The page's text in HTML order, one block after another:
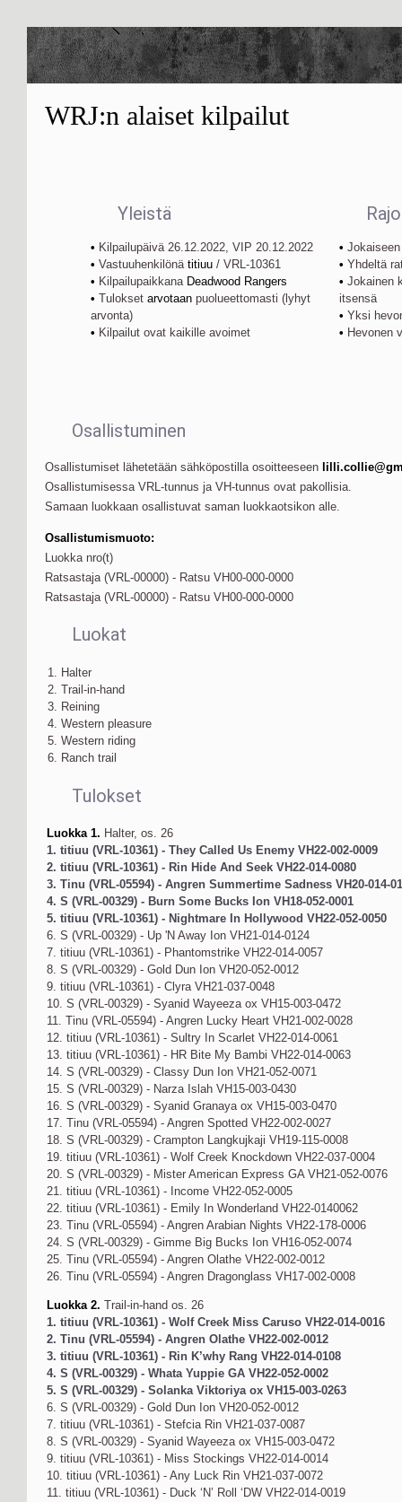
WRJ:n alaiset kilpailut
Yleistä
• Kilpailupäivä 26.12.2022, VIP 20.12.2022
• Vastuuhenkilönä titiuu/ VRL-10361
• Kilpailupaikkana Deadwood Rangers
• Tulokset arvotaanpuolueettomasti (lyhyt
arvonta)
• Kilpailut ovat kaikille avoimet
•
• Yhdeltä
• Jokainen
itsensä
• Yksi
• Hevonen
Osallistuminen
Osallistumiset lähetetään sähköpostilla osoitteeseen
Osallistumisessa VRL-tunnus ja VH-tunnus ovat pakollisia.
Samaan luokkaan osallistuvat saman luokkaotsikon alle.
Osallistumismuoto:
Luokka nro(t)
Ratsastaja (VRL-00000) - Ratsu VH00-000-0000
Ratsastaja (VRL-00000) - Ratsu VH00-000-0000
Luokat
1. Halter
2. Trail-in-hand
3. Reining
4. Western pleasure
5. Western riding
6. Ranch trail
Tulokset
Luokka 1. Halter, os. 26
1. titiuu (VRL-10361) - They Called Us Enemy VH22-002-0009
2. titiuu (VRL-10361) - Rin Hide And Seek VH22-014-0080
3. Tinu (VRL-05594) - Angren Summertime Sadness VH20-014-
4. S (VRL-00329) - Burn Some Bucks Ion VH18-052-0001
5. titiuu (VRL-10361) - Nightmare In Hollywood VH22-052-0050
6. S (VRL-00329) - Up 'N Away Ion VH21-014-0124
7. titiuu (VRL-10361) - Phantomstrike VH22-014-0057
8. S (VRL-00329) - Gold Dun Ion VH20-052-0012
9. titiuu (VRL-10361) - Clyra VH21-037-0048
10. S (VRL-00329) - Syanid Wayeeza ox VH15-003-0472
11. Tinu (VRL-05594) - Angren Lucky Heart VH21-002-0028
12. titiuu (VRL-10361) - Sultry In Scarlet VH22-014-0061
13. titiuu (VRL-10361) - HR Bite My Bambi VH22-014-0063
14. S (VRL-00329) - Classy Dun Ion VH21-052-0071
15. S (VRL-00329) - Narza Islah VH15-003-0430
16. S (VRL-00329) - Syanid Granaya ox VH15-003-0470
17. Tinu (VRL-05594) - Angren Spotted VH22-002-0027
18. S (VRL-00329) - Crampton Langkujkaji VH19-115-0008
19. titiuu (VRL-10361) - Wolf Creek Knockdown VH22-037-0004
20. S (VRL-00329) - Mister American Express GA VH21-052-0076
21. titiuu (VRL-10361) - Income VH22-052-0005
22. titiuu (VRL-10361) - Emily In Wonderland VH22-0140062
23. Tinu (VRL-05594) - Angren Arabian Nights VH22-178-0006
24. S (VRL-00329) - Gimme Big Bucks Ion VH16-052-0074
25. Tinu (VRL-05594) - Angren Olathe VH22-002-0012
26. Tinu (VRL-05594) - Angren Dragonglass VH17-002-0008
Luokka 2. Trail-in-hand os. 26
1. titiuu (VRL-10361) - Wolf Creek Miss Caruso VH22-014-0016
2. Tinu (VRL-05594) - Angren Olathe VH22-002-0012
3. titiuu (VRL-10361) - Rin K’why Rang VH22-014-0108
4. S (VRL-00329) - Whata Yuppie GA VH22-052-0002
5. S (VRL-00329) - Solanka Viktoriya ox VH15-003-0263
6. S (VRL-00329) - Gold Dun Ion VH20-052-0012
7. titiuu (VRL-10361) - Stefcia Rin VH21-037-0087
8. S (VRL-00329) - Syanid Wayeeza ox VH15-003-0472
9. titiuu (VRL-10361) - Miss Stockings VH22-014-0014
10. titiuu (VRL-10361) - Any Luck Rin VH21-037-0072
11. titiuu (VRL-10361) - Duck ‘N’ Roll ‘DW VH22-014-0019